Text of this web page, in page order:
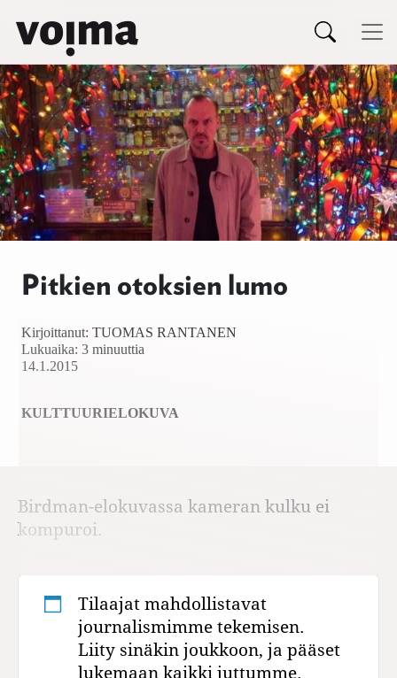
Siirry sisältöön
Päävalikko
Pitkien otoksien lumo
14.1.2015
Kirjoittanut: TUOMAS RANTANEN
Lukuaika: 3 minuuttia
KULTTUURIELOKUVA
Birdman-elokuvassa kameran kulku ei
kompuroi.
Tilaajat mahdollistavat
journalismimme tekemisen.
Liity sinäkin joukkoon, ja pääset
lukemaan kaikki juttumme.